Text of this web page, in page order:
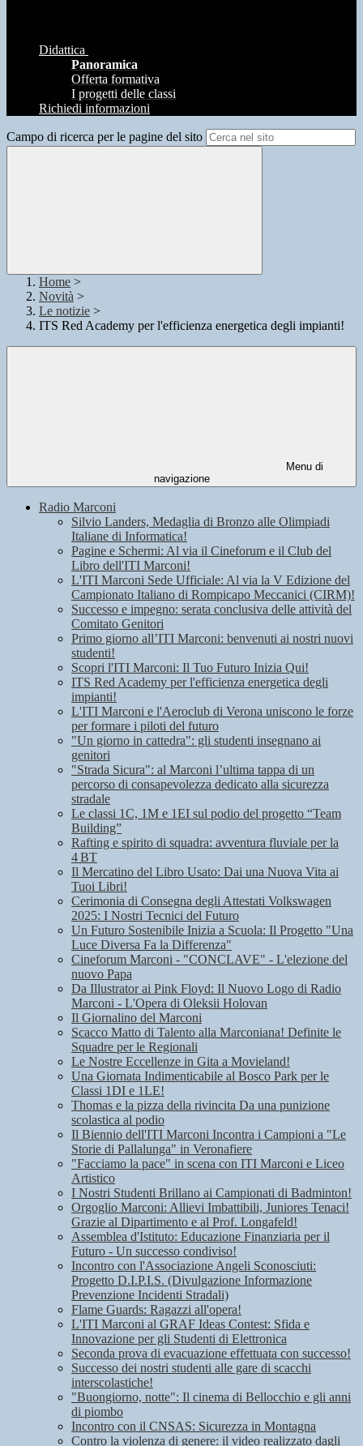
Didattica
Panoramica
Offerta formativa
I progetti delle classi
Richiedi informazioni
Campo di ricerca per le pagine del sito
Home >
Novità >
Le notizie >
ITS Red Academy per l'efficienza energetica degli impianti!
Menu di
navigazione
Radio Marconi
Silvio Landers, Medaglia di Bronzo alle Olimpiadi
Italiane di Informatica!
Pagine e Schermi: Al via il Cineforum e il Club del
Libro dell'ITI Marconi!
L'ITI Marconi Sede Ufficiale: Al via la V Edizione del
Campionato Italiano di Rompicapo Meccanici (CIRM)!
Successo e impegno: serata conclusiva delle attività del
Comitato Genitori
Primo giorno all’ITI Marconi: benvenuti ai nostri nuovi
studenti!
Scopri l'ITI Marconi: Il Tuo Futuro Inizia Qui!
ITS Red Academy per l'efficienza energetica degli
impianti!
L'ITI Marconi e l'Aeroclub di Verona uniscono le forze
per formare i piloti del futuro
"Un giorno in cattedra": gli studenti insegnano ai
genitori
"Strada Sicura": al Marconi l’ultima tappa di un
percorso di consapevolezza dedicato alla sicurezza
stradale
Le classi 1C, 1M e 1EI sul podio del progetto “Team
Building”
Rafting e spirito di squadra: avventura fluviale per la
4 BT
Il Mercatino del Libro Usato: Dai una Nuova Vita ai
Tuoi Libri!
Cerimonia di Consegna degli Attestati Volkswagen
2025: I Nostri Tecnici del Futuro
Un Futuro Sostenibile Inizia a Scuola: Il Progetto "Una
Luce Diversa Fa la Differenza"
Cineforum Marconi - "CONCLAVE" - L'elezione del
nuovo Papa
Da Illustrator ai Pink Floyd: Il Nuovo Logo di Radio
Marconi - L'Opera di Oleksii Holovan
Il Giornalino del Marconi
Scacco Matto di Talento alla Marconiana! Definite le
Squadre per le Regionali
Le Nostre Eccellenze in Gita a Movieland!
Una Giornata Indimenticabile al Bosco Park per le
Classi 1DI e 1LE!
Thomas e la pizza della rivincita Da una punizione
scolastica al podio
Il Biennio dell'ITI Marconi Incontra i Campioni a "Le
Storie di Pallalunga" in Veronafiere
"Facciamo la pace" in scena con ITI Marconi e Liceo
Artistico
I Nostri Studenti Brillano ai Campionati di Badminton!
Orgoglio Marconi: Allievi Imbattibili, Juniores Tenaci!
Grazie al Dipartimento e al Prof. Longafeld!
Assemblea d'Istituto: Educazione Finanziaria per il
Futuro - Un successo condiviso!
Incontro con l'Associazione Angeli Sconosciuti:
Progetto D.I.P.I.S. (Divulgazione Informazione
Prevenzione Incidenti Stradali)
Flame Guards: Ragazzi all'opera!
L'ITI Marconi al GRAF Ideas Contest: Sfida e
Innovazione per gli Studenti di Elettronica
Seconda prova di evacuazione effettuata con successo!
Successo dei nostri studenti alle gare di scacchi
interscolastiche!
"Buongiorno, notte": Il cinema di Bellocchio e gli anni
di piombo
Incontro con il CNSAS: Sicurezza in Montagna
Contro la violenza di genere: il video realizzato dagli